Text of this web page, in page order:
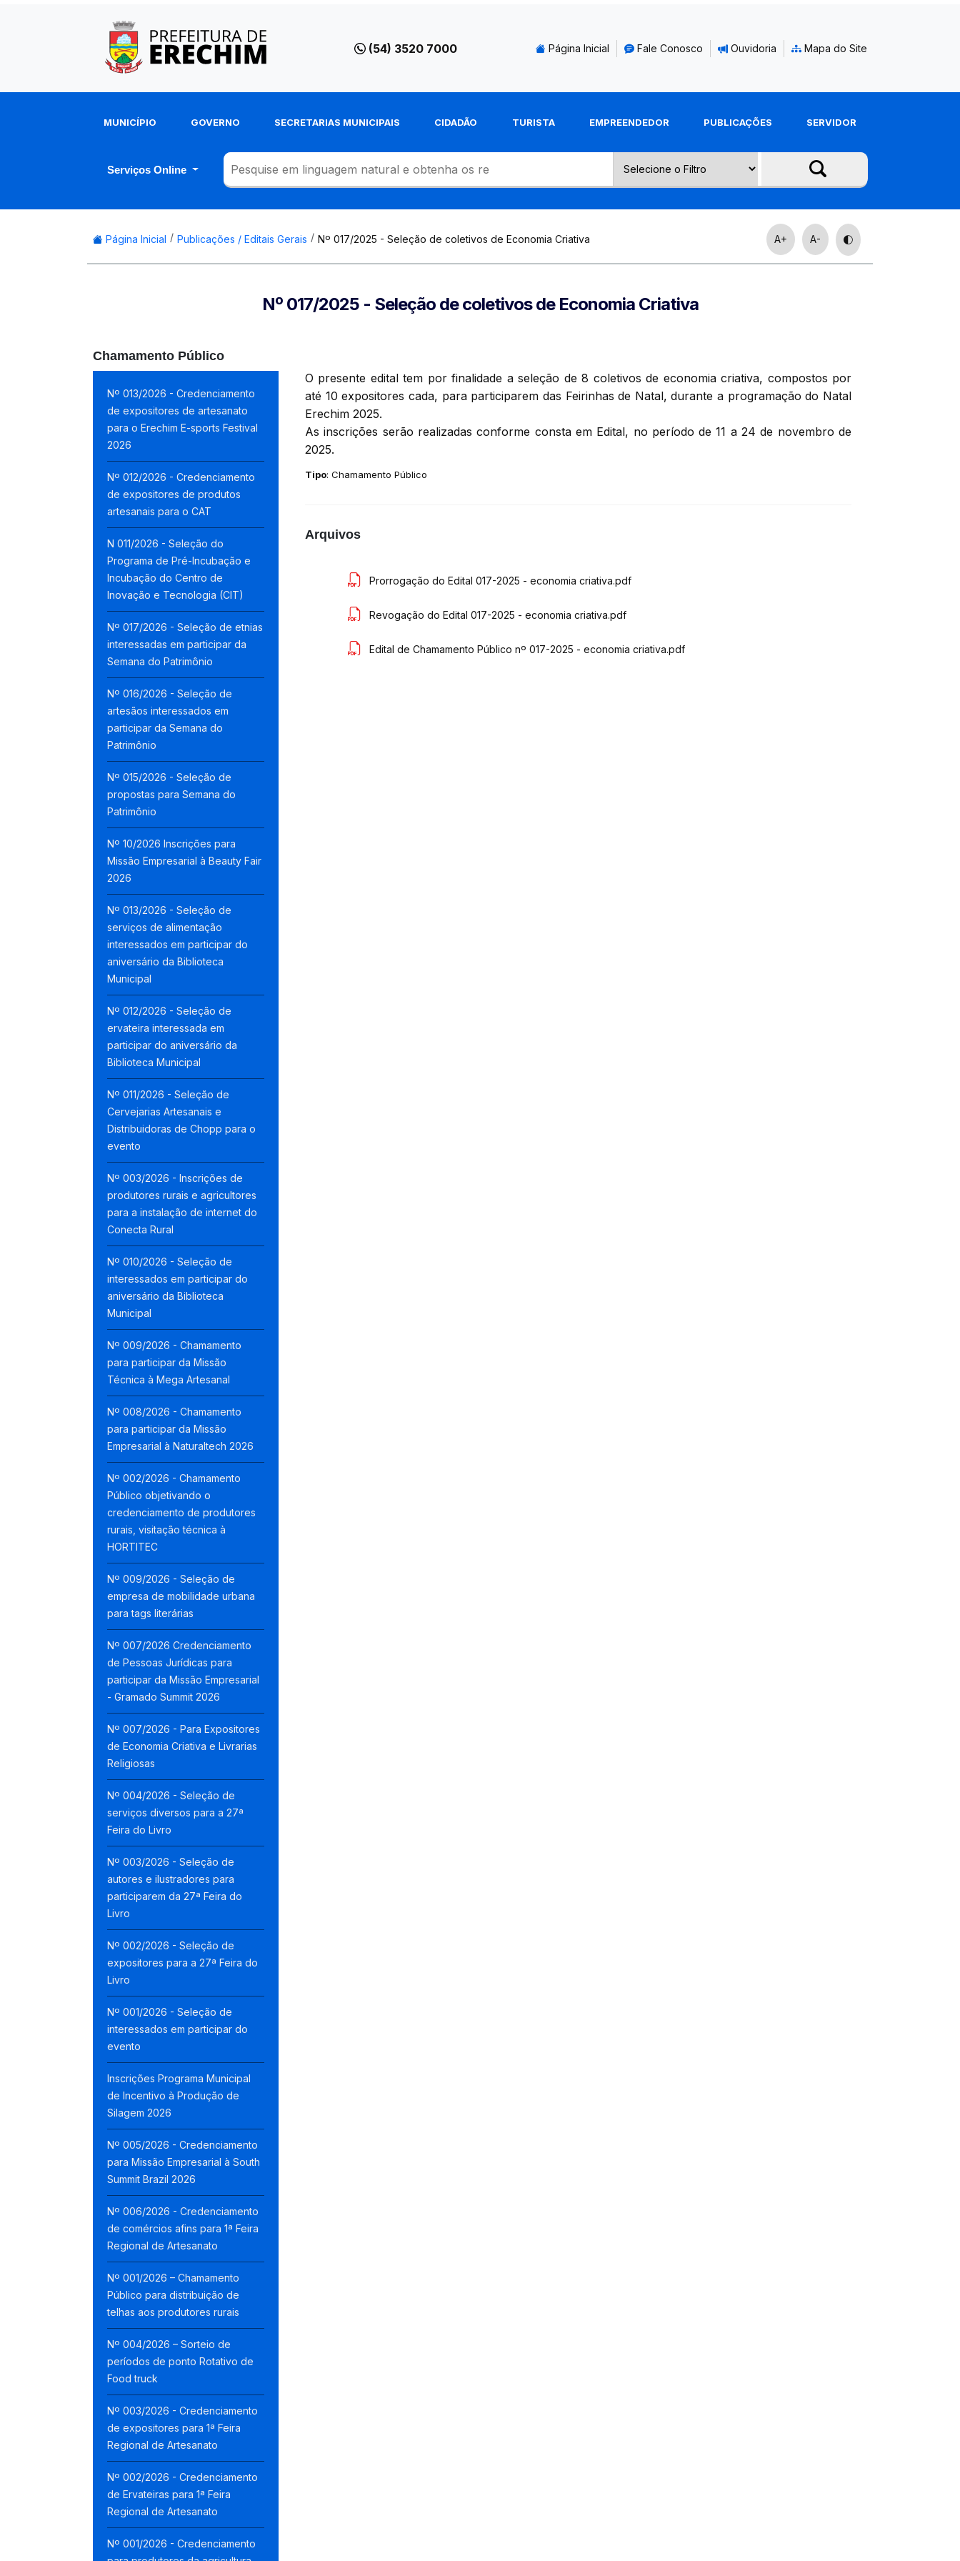
(54) 3520 7000 Página Inicial Fale Conosco Ouvidoria Mapa do Site
MUNICÍPIO GOVERNO SECRETARIAS MUNICIPAIS CIDADÃO TURISTA EMPREENDEDOR PUBLICAÇÕES SERVIDOR
Serviços Online
Página Inicial Publicações / Editais Gerais Nº 017/2025 - Seleção de coletivos de Economia Criativa A+ A-
Nº 017/2025 - Seleção de coletivos de Economia Criativa
Chamamento Público
Nº 013/2026 - Credenciamento
de expositores de artesanato
para o Erechim E-sports Festival
2026
Nº 012/2026 - Credenciamento
de expositores de produtos
artesanais para o CAT
N 011/2026 - Seleção do
Programa de Pré-Incubação e
Incubação do Centro de
Inovação e Tecnologia (CIT)
Nº 017/2026 - Seleção de etnias
interessadas em participar da
Semana do Patrimônio
Nº 016/2026 - Seleção de
artesãos interessados em
participar da Semana do
Patrimônio
Nº 015/2026 - Seleção de
propostas para Semana do
Patrimônio
Nº 10/2026 Inscrições para
Missão Empresarial à Beauty Fair
2026
Nº 013/2026 - Seleção de
serviços de alimentação
interessados em participar do
aniversário da Biblioteca
Municipal
Nº 012/2026 - Seleção de
ervateira interessada em
participar do aniversário da
Biblioteca Municipal
Nº 011/2026 - Seleção de
Cervejarias Artesanais e
Distribuidoras de Chopp para o
evento
Nº 003/2026 - Inscrições de
produtores rurais e agricultores
para a instalação de internet do
Conecta Rural
Nº 010/2026 - Seleção de
interessados em participar do
aniversário da Biblioteca
Municipal
Nº 009/2026 - Chamamento
para participar da Missão
Técnica à Mega Artesanal
Nº 008/2026 - Chamamento
para participar da Missão
Empresarial à Naturaltech 2026
Nº 002/2026 - Chamamento
Público objetivando o
credenciamento de produtores
rurais, visitação técnica à
HORTITEC
Nº 009/2026 - Seleção de
empresa de mobilidade urbana
para tags literárias
Nº 007/2026 Credenciamento
de Pessoas Jurídicas para
participar da Missão Empresarial
- Gramado Summit 2026
Nº 007/2026 - Para Expositores
de Economia Criativa e Livrarias
Religiosas
Nº 004/2026 - Seleção de
serviços diversos para a 27ª
Feira do Livro
Nº 003/2026 - Seleção de
autores e ilustradores para
participarem da 27ª Feira do
Livro
Nº 002/2026 - Seleção de
expositores para a 27ª Feira do
Livro
Nº 001/2026 - Seleção de
interessados em participar do
evento
Inscrições Programa Municipal
de Incentivo à Produção de
Silagem 2026
Nº 005/2026 - Credenciamento
para Missão Empresarial à South
Summit Brazil 2026
Nº 006/2026 - Credenciamento
de comércios afins para 1ª Feira
Regional de Artesanato
Nº 001/2026 – Chamamento
Público para distribuição de
telhas aos produtores rurais
Nº 004/2026 – Sorteio de
períodos de ponto Rotativo de
Food truck
Nº 003/2026 - Credenciamento
de expositores para 1ª Feira
Regional de Artesanato
Nº 002/2026 - Credenciamento
de Ervateiras para 1ª Feira
Regional de Artesanato
Nº 001/2026 - Credenciamento
O presente edital tem por finalidade a seleção de8 coletivosde economia criativa, compostos por
até 10 expositores cada, para participarem das Feirinhas de Natal, durante a programação do Natal
Erechim 2025.
As inscrições serão realizadas conforme consta em Edital, no período de 11 a 24 de novembro de
2025.
Tipo: Chamamento Público
Arquivos
Prorrogação do Edital 017-2025 - economia criativa.pdf
Revogação do Edital 017-2025 - economia criativa.pdf
Edital de Chamamento Público nº 017-2025 - economia criativa.pdf